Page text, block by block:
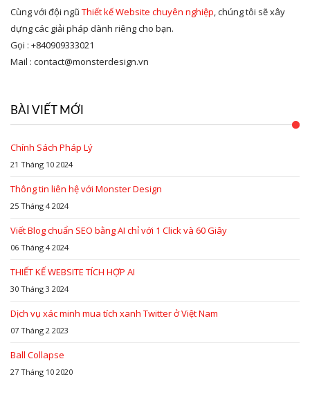
Cùng với đội ngũ Thiết kế Website chuyên nghiệp, chúng tôi sẽ xây
dựng các giải pháp dành riêng cho bạn.
Gọi : +840909333021
Mail : contact@monsterdesign.vn
BÀI VIẾT MỚI
Chính Sách Pháp Lý
21 Tháng 10 2024
Thông tin liên hệ với Monster Design
25 Tháng 4 2024
Viết Blog chuẩn SEO bằng AI chỉ với 1 Click và 60 Giây
06 Tháng 4 2024
THIẾT KẾ WEBSITE TÍCH HỢP AI
30 Tháng 3 2024
Dịch vụ xác minh mua tích xanh Twitter ở Việt Nam
07 Tháng 2 2023
Ball Collapse
27 Tháng 10 2020